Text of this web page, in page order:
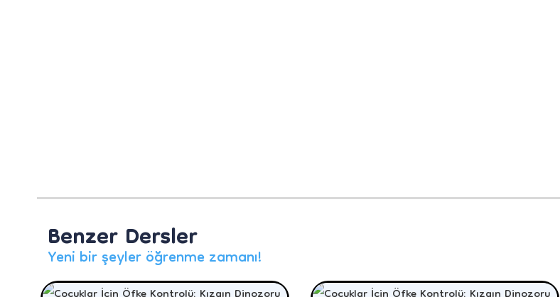
Benzer Dersler
Yeni bir şeyler öğrenme zamanı!